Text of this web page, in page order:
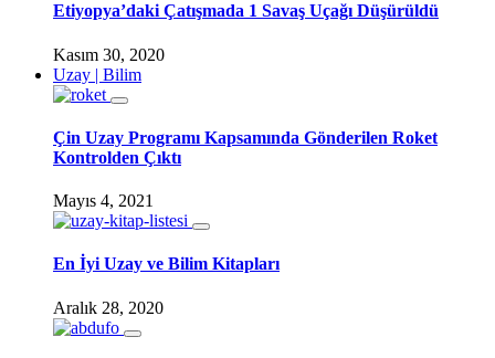
Etiyopya’daki Çatışmada 1 Savaş Uçağı Düşürüldü
Kasım 30, 2020
Uzay | Bilim
Çin Uzay Programı Kapsamında Gönderilen Roket
Kontrolden Çıktı
Mayıs 4, 2021
En İyi Uzay ve Bilim Kitapları
Aralık 28, 2020